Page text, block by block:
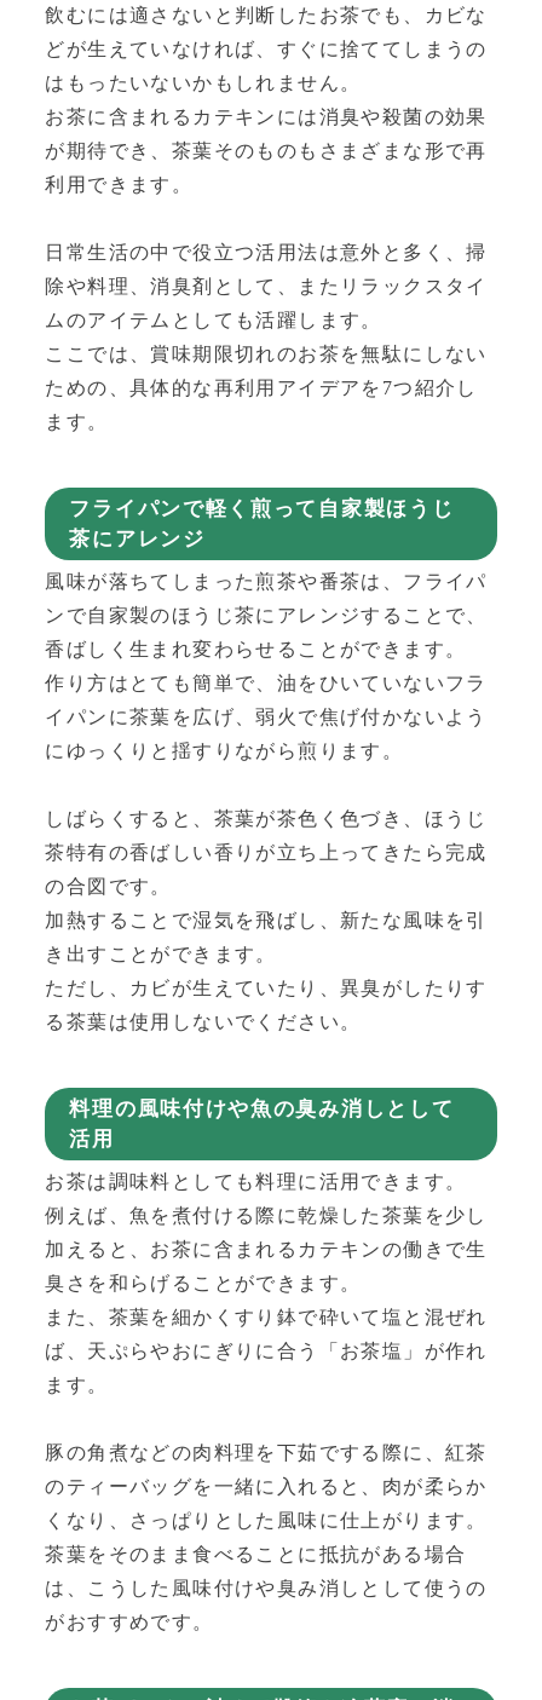
飲むには適さないと判断したお茶でも、カビな
どが生えていなければ、すぐに捨ててしまうの
はもったいないかもしれません。
お茶に含まれるカテキンには消臭や殺菌の効果
が期待でき、茶葉そのものもさまざまな形で再
利用できます。
日常生活の中で役立つ活用法は意外と多く、掃
除や料理、消臭剤として、またリラックスタイ
ムのアイテムとしても活躍します。
ここでは、賞味期限切れのお茶を無駄にしない
ための、具体的な再利用アイデアを7つ紹介し
ます。
フライパンで軽く煎って自家製ほうじ
茶にアレンジ
風味が落ちてしまった煎茶や番茶は、フライパ
ンで自家製のほうじ茶にアレンジすることで、
香ばしく生まれ変わらせることができます。
作り方はとても簡単で、油をひいていないフラ
イパンに茶葉を広げ、弱火で焦げ付かないよう
にゆっくりと揺すりながら煎ります。
しばらくすると、茶葉が茶色く色づき、ほうじ
茶特有の香ばしい香りが立ち上ってきたら完成
の合図です。
加熱することで湿気を飛ばし、新たな風味を引
き出すことができます。
ただし、カビが生えていたり、異臭がしたりす
る茶葉は使用しないでください。
料理の風味付けや魚の臭み消しとして
活用
お茶は調味料としても料理に活用できます。
例えば、魚を煮付ける際に乾燥した茶葉を少し
加えると、お茶に含まれるカテキンの働きで生
臭さを和らげることができます。
また、茶葉を細かくすり鉢で砕いて塩と混ぜれ
ば、天ぷらやおにぎりに合う「お茶塩」が作れ
ます。
豚の角煮などの肉料理を下茹でする際に、紅茶
のティーバッグを一緒に入れると、肉が柔らか
くなり、さっぱりとした風味に仕上がります。
茶葉をそのまま食べることに抵抗がある場合
は、こうした風味付けや臭み消しとして使うの
がおすすめです。